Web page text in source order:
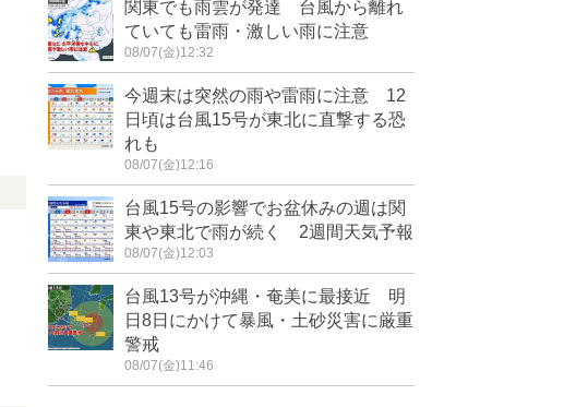
関東でも雨雲が発達 台風から離れ
ていても雷雨・激しい雨に注意
08/07(金)12:32
今週末は突然の雨や雷雨に注意 12
日頃は台風15号が東北に直撃する恐
れも
08/07(金)12:16
台風15号の影響でお盆休みの週は関
東や東北で雨が続く 2週間天気予報
08/07(金)12:03
台風13号が沖縄・奄美に最接近 明
日8日にかけて暴風・土砂災害に厳重
警戒
08/07(金)11:46